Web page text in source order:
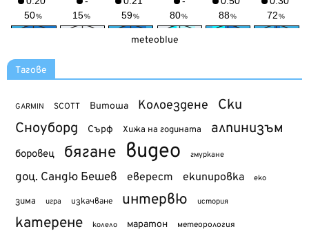
meteoblue
Тагове
GARMIN SCOTT Витоша Колоездене Ски
Сноуборд Сърф Хижа на годината алпинизъм
боровец бягане видео гмуркане
доц. Сандю Бешев еверест екипировка еко
зима игра изкачване интервю история
катерене колело маратон метеорология